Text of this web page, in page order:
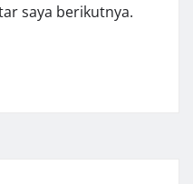
saya berikutnya.